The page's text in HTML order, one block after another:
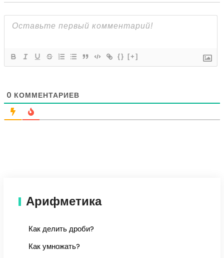
{} [+]
0 КОММЕНТАРИЕВ
Арифметика
Как делить дроби?
Как умножать?